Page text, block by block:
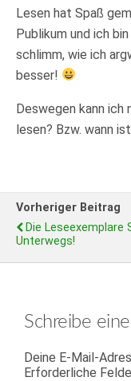
Lesen hat Spaß
Publikum und ich
schlimm, wie ich
besser!
Deswegen kann ich
lesen? Bzw. wann
Vorheriger Beitrag
Die Leseexemplare
Unterwegs!
Schreibe
Deine E-Mail-
Erforderliche